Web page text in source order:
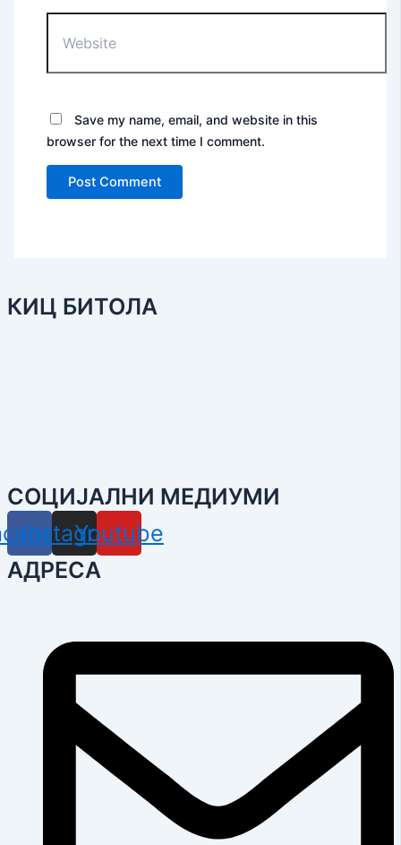
Save my name, email, and website in this
browser for the next time I comment.
КИЦ БИТОЛА
СОЦИЈАЛНИ МЕДИУМИ
Instagram
Youtube
АДРЕСА